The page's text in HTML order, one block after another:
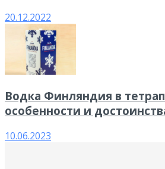
20.12.2022
Водка Финляндия в
особенности и
10.06.2023